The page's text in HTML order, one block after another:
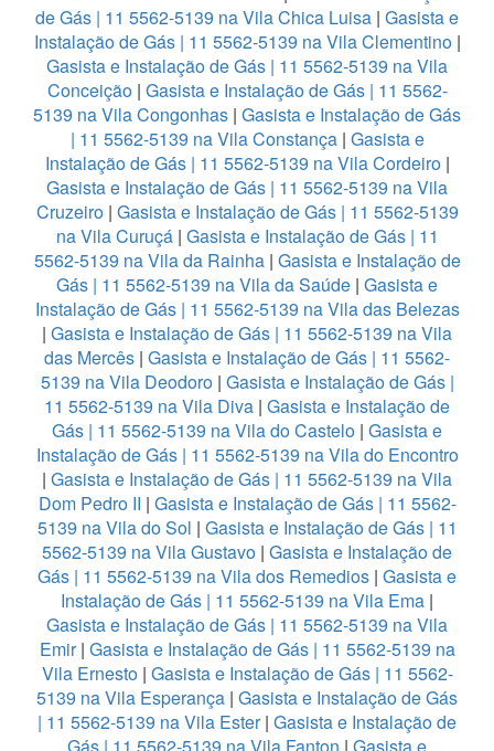
de Gás | 11 5562-5139 na Vila Chica Luisa | Gasista e
Instalação de Gás | 11 5562-5139 na Vila Clementino|
Gasista e Instalação de Gás | 11 5562-5139 na Vila
Conceição| Gasista e Instalação de Gás | 11 5562-
5139 na Vila Congonhas | Gasista e Instalação de Gás
| 11 5562-5139 na Vila Constança| Gasista e
Instalação de Gás | 11 5562-5139 na Vila Cordeiro|
Gasista e Instalação de Gás | 11 5562-5139 na Vila
Cruzeiro | Gasista e Instalação de Gás | 11 5562-5139
na Vila Curuçá | Gasista e Instalação de Gás | 11
5562-5139 na Vila da Rainha | Gasista e Instalação de
Gás | 11 5562-5139 na Vila da Saúde | Gasista e
Instalação de Gás | 11 5562-5139 na Vila das Belezas
| Gasista e Instalação de Gás | 11 5562-5139 na Vila
das Mercês | Gasista e Instalação de Gás | 11 5562-
5139 na Vila Deodoro| Gasista e Instalação de Gás |
11 5562-5139 na Vila Diva | Gasista e Instalação de
Gás | 11 5562-5139 na Vila do Castelo | Gasista e
Instalação de Gás | 11 5562-5139 na Vila do Encontro
| Gasista e Instalação de Gás | 11 5562-5139 na Vila
Dom Pedro II | Gasista e Instalação de Gás | 11 5562-
5139 na Vila do Sol | Gasista e Instalação de Gás | 11
5562-5139 na Vila Gustavo | Gasista e Instalação de
Gás | 11 5562-5139 na Vila dos Remedios | Gasista e
Instalação de Gás | 11 5562-5139 na Vila Ema |
Gasista e Instalação de Gás | 11 5562-5139 na Vila
Emir| Gasista e Instalação de Gás | 11 5562-5139 na
Vila Ernesto| Gasista e Instalação de Gás | 11 5562-
5139 na Vila Esperança | Gasista e Instalação de Gás
| 11 5562-5139 na Vila Ester| Gasista e Instalação de